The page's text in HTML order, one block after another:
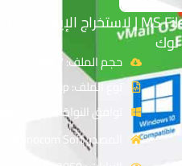
تحميل برنامج MS File Email Extractor | لاستخراج الإيميلات من
حجم الملف: 7 MB
نوع الملف: Zip
توافق النواة: 32 & 64-Bit
المصدر: Monocom Soft